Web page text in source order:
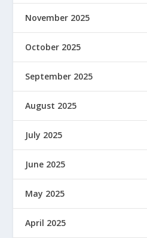
November 2025
October 2025
September 2025
August 2025
July 2025
June 2025
May 2025
April 2025